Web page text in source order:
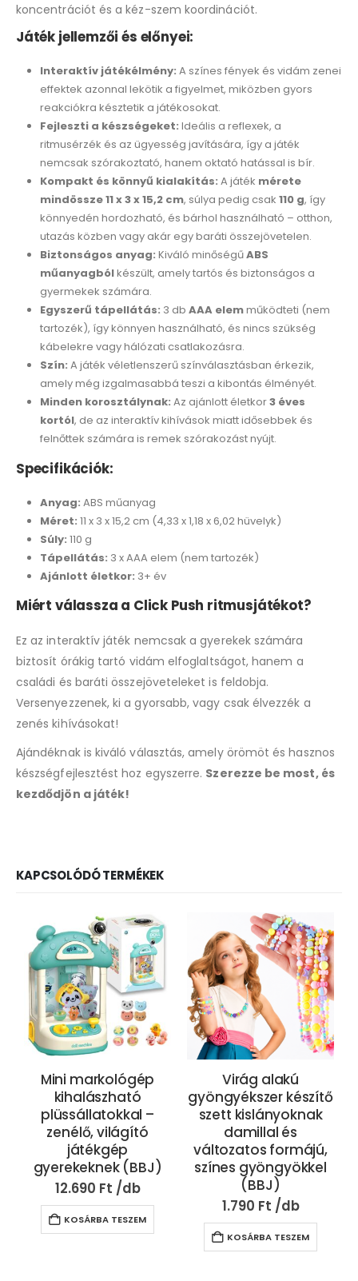
koncentrációt és a kéz-szem koordinációt.
Játék jellemzői és előnyei:
Interaktív játékélmény: A színes fények és vidám zenei
effektek azonnal lekötik a figyelmet, miközben gyors
reakciókra késztetik a játékosokat.
Fejleszti a készségeket: Ideális a reflexek, a
ritmusérzék és az ügyesség javítására, így a játék
nemcsak szórakoztató, hanem oktató hatással is bír.
Kompakt és könnyű kialakítás: A játék mérete
mindössze 11 x 3 x 15,2 cm, súlya pedig csak 110 g, így
könnyedén hordozható, és bárhol használható – otthon,
utazás közben vagy akár egy baráti összejövetelen.
Biztonságos anyag: Kiváló minőségűABS
műanyagbólkészült, amely tartós és biztonságos a
gyermekek számára.
Egyszerű tápellátás: 3 db AAA elemműködteti (nem
tartozék), így könnyen használható, és nincs szükség
kábelekre vagy hálózati csatlakozásra.
Szín: A játék véletlenszerű színválasztásban érkezik,
amely még izgalmasabbá teszi a kibontás élményét.
Minden korosztálynak: Az ajánlott életkor3 éves
kortól, de az interaktív kihívások miatt idősebbek és
felnőttek számára is remek szórakozást nyújt.
Specifikációk:
Anyag: ABS műanyag
Méret: 11 x 3 x 15,2 cm (4,33 x 1,18 x 6,02 hüvelyk)
Súly: 110 g
Tápellátás: 3 x AAA elem (nem tartozék)
Ajánlott életkor: 3+ év
Miért válassza a Click Push ritmusjátékot?
Ez az interaktív játék nemcsak a gyerekek számára
biztosít órákig tartó vidám elfoglaltságot, hanem a
családi és baráti összejöveteleket is feldobja.
Versenyezzenek, ki a gyorsabb, vagy csak élvezzék a
zenés kihívásokat!
Ajándéknak is kiváló választás, amely örömöt és hasznos
készségfejlesztést hoz egyszerre. Szerezze be most, és
kezdődjön a játék!
KAPCSOLÓDÓ TERMÉKEK
Mini markológép
kihalászható
plüssállatokkal –
zenélő, világító
játékgép
gyerekeknek (BBJ)
12.690 Ft
KOSÁRBA TESZEM
Virág alakú
gyöngyékszer készítő
szett kislányoknak
damillal és
változatos formájú,
színes gyöngyökkel
(BBJ)
1.790 Ft
KOSÁRBA TESZEM